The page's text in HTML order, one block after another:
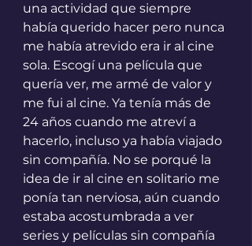
una actividad que siempre
había querido hacer pero nunca
me había atrevido era ir al cine
sola. Escogí una película que
quería ver, me armé de valor y
me fui al cine. Ya tenía más de
24 años cuando me atreví a
hacerlo, incluso ya había viajado
sin compañía. No se porqué la
idea de ir al cine en solitario me
ponía tan nerviosa, aún cuando
estaba acostumbrada a ver
series y películas sin compañía